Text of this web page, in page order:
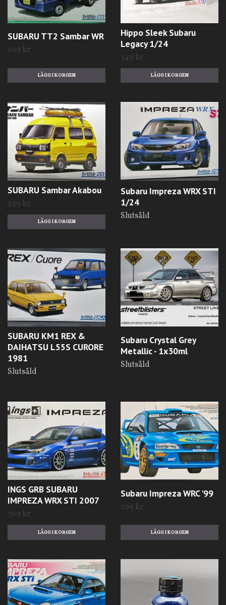
SUBARU TT2 Sambar WR
299 kr
Hippo Sleek Subaru
Legacy 1/24
349 kr
SUBARU Sambar Akabou
299 kr
Subaru Impreza WRX STI
1/24
Slutsåld
SUBARU KM1 REX &
DAIHATSU L55S CURORE
1981
Slutsåld
Subaru Crystal Grey
Metallic - 1x30ml
Slutsåld
INGS GRB SUBARU
IMPREZA WRX STI 2007
369 kr
Subaru Impreza WRC '99
299 kr